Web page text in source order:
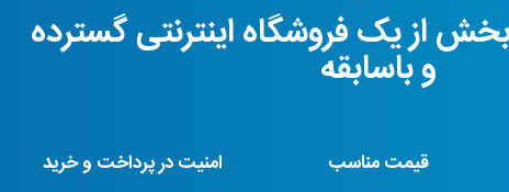
از یک فروشگاه اینترنتی گسترده
و باسابقه
قیمت مناسب امنیت در پرداخت و خرید